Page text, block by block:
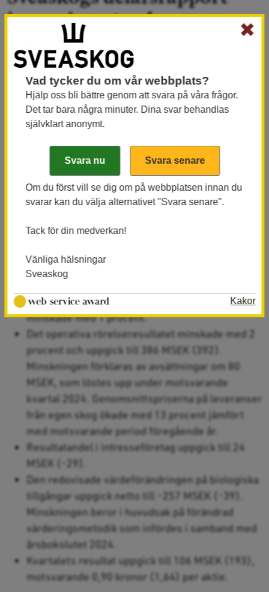
januari–september 2025:
Starkt resultat i en allt mer
osäker värld
Det operativa rörelseresultatet minskade med 2
procent i det tredje kvartalet och uppgick till 386
MSEK (392). Minskningen förklaras av
motsvarande kvartal 2024. Genomsnittspriserna
på leveranser från egen skog ökade med 13
procent jämfört med motsvarande period
föregående år.
1 juli – 30 september 2025
Nettoomsättningen ökade med 3 procent till 1
769 MSEK (1 718). Virkespriserna ökade med i
minskade med 5 procent. Övrig omsättning
minskade med 1 procent.
Det operativa rörelseresultatet minskade med 2
procent och uppgick till 386 MSEK (392).
Minskningen förklaras av avsättningar om 80
MSEK, som löstes upp under motsvarande
kvartal 2024. Genomsnittspriserna på leveranser
från egen skog ökade med 13 procent jämfört
med motsvarande period föregående år.
Resultatandel i intresseföretag uppgick till 24
MSEK (-29).
Den redovisade värdeförändringen på biologiska
tillgångar uppgick netto till -257 MSEK (-39).
Minskningen beror i huvudsak på förändrad
värderingsmetodik som infördes i samband med
årsbokslutet 2024.
Kvartalets resultat uppgick till 106 MSEK (193),
motsvarande 0,90 kronor (1,64) per aktie.
✖
Vad tycker du om vår webbplats?
Hjälp oss bli bättre genom att svara på våra frågor.
Det tar bara några minuter. Dina svar behandlas
självklart anonymt.
Om du först vill se dig om på webbplatsen innan du
svarar kan du välja alternativet "Svara senare".
Tack för din medverkan!
Vänliga hälsningar
Sveaskog
Kakor